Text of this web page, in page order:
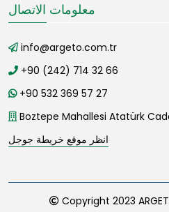
معلومات الاتصال
info@argeto.com.tr
+90 (242) 714 32 66
+90 532 369 57 27
Boztepe Mahallesi Atatürk
انظر موقع خريطة جوجل
Copyright 2023